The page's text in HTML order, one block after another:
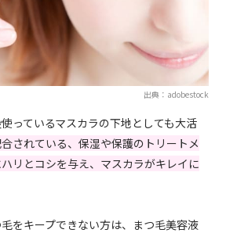
出典：adobestock
っているマスカラの下地としても大活
されている、保湿や保護のトリートメ
リとコシを与え、マスカラがキレイに
をキープできない方は、まつ毛美容液